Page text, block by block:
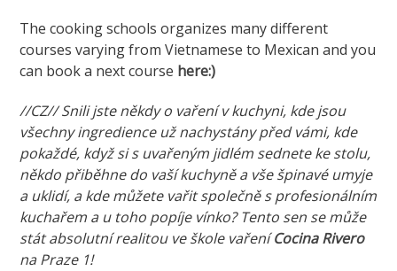
The cooking schools organizes many different
courses varying from Vietnamese to Mexican and you
can book a next course here:)
//CZ// Snili jste někdy o vaření v kuchyni, kde jsou
všechny ingredience už nachystány před vámi, kde
pokaždé, když si s uvařeným jidlém sednete ke stolu,
někdo přiběhne do vaší kuchyně a vše špinavé umyje
a uklidí, a kde můžete vařit společně s profesionálním
kuchařem a u toho popíje vínko? Tento sen se může
stát absolutní realitou ve škole vařeníCocina Rivero
na Praze 1!